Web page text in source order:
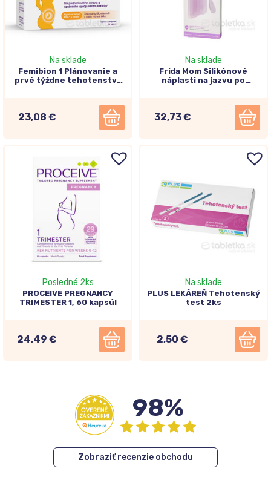
Na sklade
Femibion 1 Plánovanie a
prvé týždne tehotenstva
23,08 €
Na sklade
Frida Mom Silikónové
náplasti na jazvu po
32,73 €
Posledné 2ks
PROCEIVE PREGNANCY
TRIMESTER 1, 60 kapsúl
24,49 €
Na sklade
PLUS LEKÁREŇ Tehotenský
test 2ks
2,50 €
98%
Zobraziť recenzie obchodu